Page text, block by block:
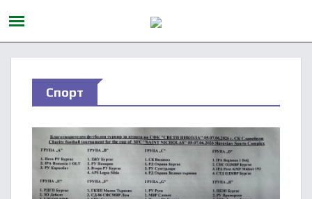
Спорт